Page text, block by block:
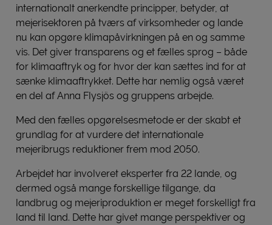
internationalt anerkendte principper, betyder, at
mejerisektoren på tværs af virksomheder og lande
nu kan opgøre klimapåvirkningen på en og samme
vis. Det giver transparens og et fælles sprog – både
for klimaaftryk og for hvor der kan sættes ind for at
sænke klimaaftrykket. Dette har nemlig også været
en del af Anna Flysjös og gruppens arbejde.
Med den fælles opgørelsesmetode er der skabt et
grundlag for at vurdere det internationale
mejeribrugs reduktioner frem mod 2050.
Arbejdet har involveret eksperter fra 22 lande, og
dermed også mange forskellige tilgange, da
landbrug og mejeriproduktion er meget forskelligt fra
land til land. Dette har givet mange perspektiver og